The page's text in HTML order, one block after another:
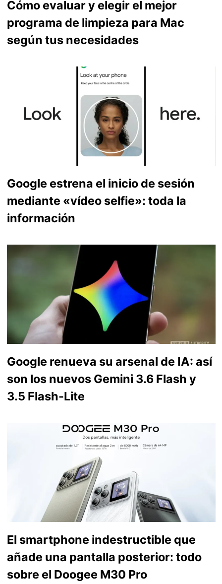
Cómo evaluar y elegir el mejor
programa de limpieza para Mac
según tus necesidades
Google estrena el inicio de sesión
mediante «vídeo selfie»: toda la
información
Google renueva su arsenal de IA: así
son los nuevos Gemini 3.6 Flash y
3.5 Flash-Lite
El smartphone indestructible que
añade una pantalla posterior: todo
sobre el Doogee M30 Pro